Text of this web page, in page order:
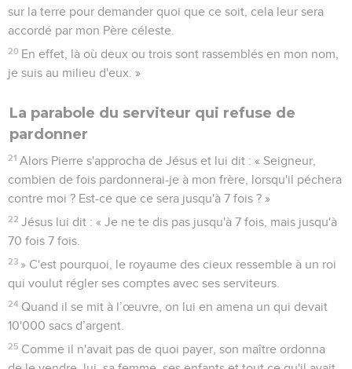
sur la terre pour demander quoi que ce soit, cela leur sera
accordé par mon Père céleste.
20 En effet, là où deux ou trois sont rassemblés en mon nom,
je suis au milieu d'eux. »
La parabole du serviteur qui refuse de
pardonner
21 Alors Pierre s'approcha de Jésus et lui dit : « Seigneur,
combien de fois pardonnerai-je à mon frère, lorsqu'il péchera
contre moi ? Est-ce que ce sera jusqu'à 7 fois ? »
22 Jésus lui dit : « Je ne te dis pas jusqu'à 7 fois, mais jusqu'à
70 fois 7 fois.
23 » C'est pourquoi, le royaume des cieux ressemble à un roi
qui voulut régler ses comptes avec ses serviteurs.
24 Quand il se mit à l’œuvre, on lui en amena un qui devait
10'000 sacs d’argent.
25 Comme il n'avait pas de quoi payer, son maître ordonna